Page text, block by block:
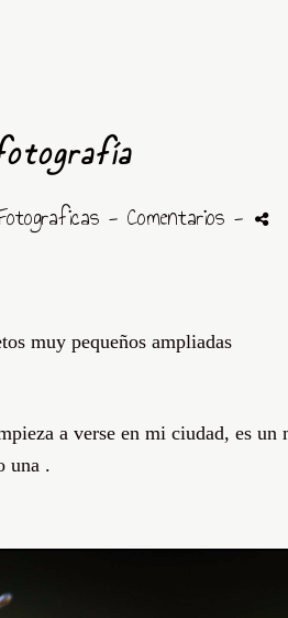
- Comentarios -
muy pequeños
a verse en mi ciudad, es un
una .